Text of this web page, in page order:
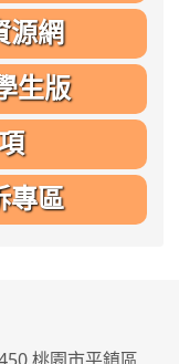
源網
生版
專區